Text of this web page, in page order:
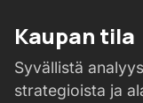
Kaupan tila
Syvällistä
strategioista ja